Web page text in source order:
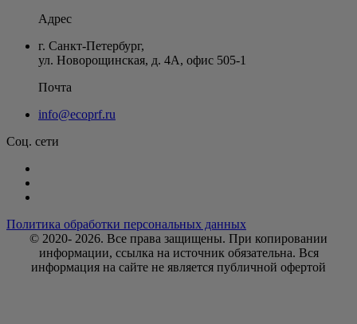
Адрес
г. Санкт-Петербург,
ул. Новорощинская, д. 4А, офис 505-1
Почта
info@ecoprf.ru
Соц. сети
Политика обработки персональных данных
© 2020- 2026. Bce права защищены. При копировании
информации, ссылка на источник обязательна. Вся
информация на сайте не является публичной офертой